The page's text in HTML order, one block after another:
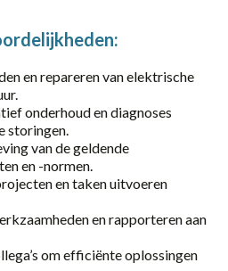
en repareren van elektrische
onderhoud en diagnoses
storingen.
van de geldende
en -normen.
en taken uitvoeren
en rapporteren aan
om efficiënte oplossingen